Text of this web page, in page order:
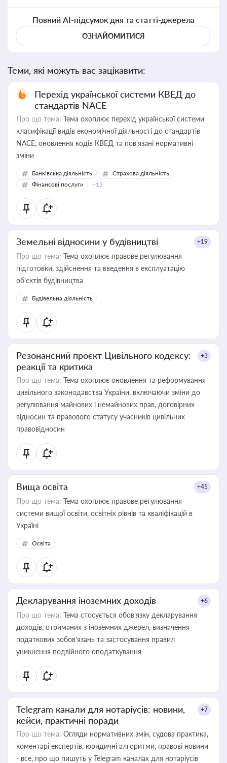
Повний AI-підсумок дня та статті-джерела
ОЗНАЙОМИТИСЯ
Теми, які можуть вас зацікавити:
Перехід української системи КВЕД до
стандартів NACE
Про що тема: Тема охоплює перехід української системи
класифікації видів економічної діяльності до стандартів
NACE, оновлення кодів КВЕД та пов'язані нормативні
зміни
Банківська діяльність
Страхова діяльність
Фінансові послуги
+13
Земельні відносини у будівництві +19
Про що тема: Тема охоплює правове регулювання
підготовки, здійснення та введення в експлуатацію
об’єктів будівництва
Будівельна діяльність
Резонансний проєкт Цивільного кодексу:
реакції та критика
+3
Про що тема: Тема охоплює оновлення та реформування
цивільного законодавства України, включаючи зміни до
регулювання майнових і немайнових прав, договірних
відносин та правового статусу учасників цивільних
правовідносин
Вища освіта +45
Про що тема: Тема охоплює правове регулювання
системи вищої освіти, освітніх рівнів та кваліфікацій в
Україні
Освіта
Декларування іноземних доходів +6
Про що тема: Тема стосується обов’язку декларування
доходів, отриманих з іноземних джерел, визначення
податкових зобов’язань та застосування правил
уникнення подвійного оподаткування
Telegram канали для нотаріусів: новини,
кейси, практичні поради
+7
Про що тема: Огляди нормативних змін, судова практика,
коментарі експертів, юридичні алгоритми, правові новини
- все, про що пишуть у Telegram каналах для нотаріусів